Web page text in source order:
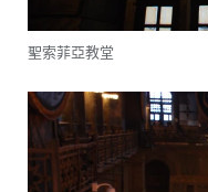
聖索菲亞教堂